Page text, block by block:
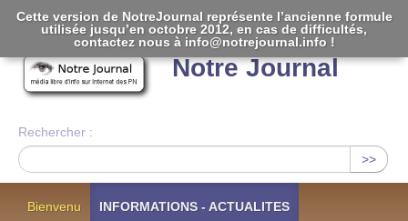
Notre Journal
Rechercher :
>>
Bienvenu INFORMATIONS - ACTUALITES
Cette version de NotreJournal représente l’ancienne formule
utilisée jusqu’en octobre 2012, en cas de difficultés,
contactez nous à info@notrejournal.info !